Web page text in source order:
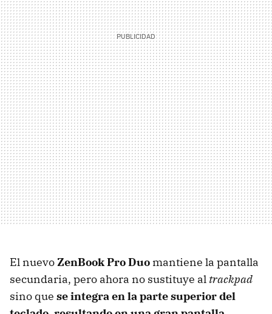
El nuevoZenBook Pro Duo mantiene la pantalla
secundaria, pero ahora no sustituye al trackpad
sino que se integra en la parte superior del